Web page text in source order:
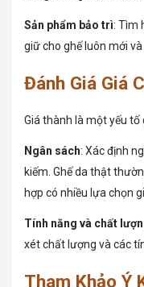
Sản phẩm bảo trì: Tìm
giữ cho ghế luôn mới và
Đánh Giá Giá
Giá thành là một yếu
Ngân sách: Xác định
kiếm. Ghế da thật
hợp có nhiều lựa chọn
Tính năng và chất
xét chất lượng và các
Tham Khảo Ý